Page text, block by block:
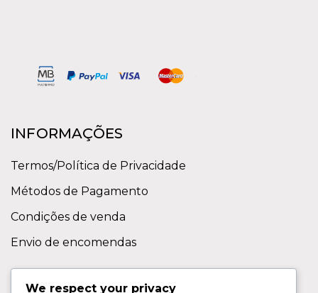
INFORMAÇÕES
Termos/Política de Privacidade
Métodos de Pagamento
Condições de venda
Envio de encomendas
We respect your privacy